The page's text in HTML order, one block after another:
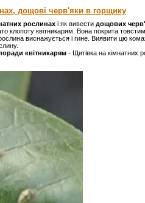
дощові черв'яки в горщику
рослинах і як вивести дощових
клопоту квітникарям. Вона покрита
виснажується і гине. Виявити цю
квітникарям - Щитівка на кімнатних